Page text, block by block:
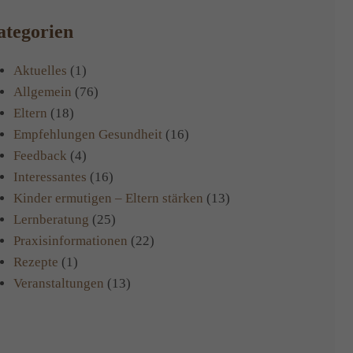
mit
Aktuelles (1)
Allgemein (76)
Eltern (18)
Empfehlungen Gesundheit(16)
Feedback (4)
Interessantes (16)
Kinder ermutigen – Eltern stärken (13)
Lernberatung (25)
Praxisinformationen (22)
Rezepte (1)
Veranstaltungen (13)